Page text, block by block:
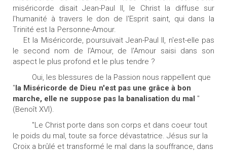
miséricorde disait Jean-Paul II, le Christ la diffuse sur
l'humanité à travers le don de l'Esprit saint, qui dans la
Trinité est la Personne-Amour.
Et la Miséricorde, poursuivait Jean-Paul II, n'est-elle pas
le second nom de l'Amour, de l'Amour saisi dans son
aspect le plus profond et le plus tendre ?
Oui, les blessures de la Passion nous rappellent que
"la Miséricorde de Dieu n'est pas une grâce à bon
marche, elle ne suppose pas la banalisation du mal "
(Benoît XVI).
"Le Christ porte dans son corps et dans coeur tout
le poids du mal, toute sa force dévastatrice. Jésus sur la
Croix a brûlé et transformé le mal dans la souffrance, dans